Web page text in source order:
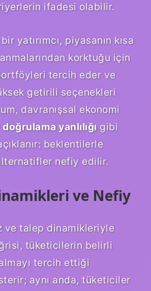
ifadesi olabilir.
yatırımcı, piyasanın kısa
korktuğu için
tercih eder ve
getirili seçenekleri
davranışsal ekonomi
doğrulama yanlılığıgibi
beklentilerle
nefiy edilir.
ve Nefiy
ve talep dinamikleriyle
tüketicilerin belirli
tercih ettiği
aynı anda, tüketiciler